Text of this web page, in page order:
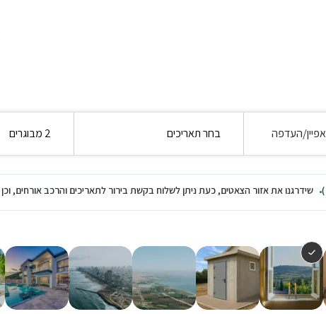
העדפה בחר תאריכים 2 מבוגרים
שידרגנו את אזור הצאטים, כעת ניתן לשלוח בקשת בירור לתאריכים והרכב אורחים,